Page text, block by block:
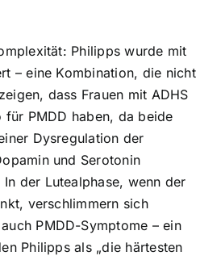
Philipps wurde mit
– eine Kombination, die nicht
dass Frauen mit ADHS
für PMDD haben, da beide
Dysregulation der
und Serotonin
In der Lutealphase, wenn der
verschlimmern sich
PMDD-Symptome – ein
Philipps als „die härtesten